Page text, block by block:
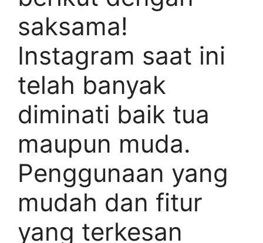
saksama!
Instagram saat ini
telah banyak
diminati baik tua
maupun muda.
Penggunaan yang
mudah dan fitur
yang terkesan